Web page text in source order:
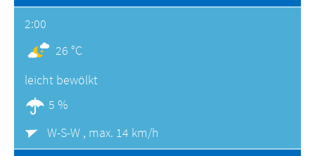
2:00
26 °C
leicht bewölkt
5 %
W-S-W , max. 14 km/h